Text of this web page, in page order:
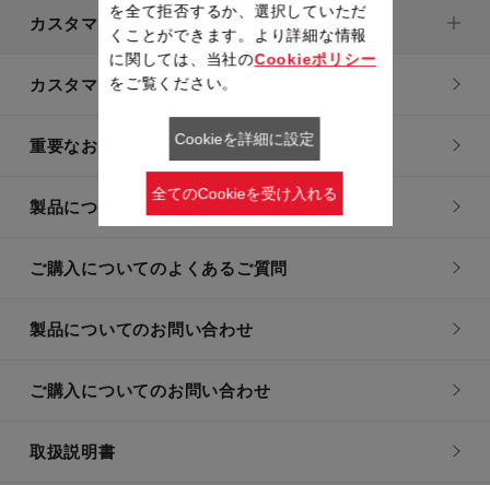
カスタマーサービス
カスタマーサービストップ
重要なお知らせ
製品についてのよくあるご質問
ご購入についてのよくあるご質問
製品についてのお問い合わせ
ご購入についてのお問い合わせ
取扱説明書
を全て拒否するか、選択していただ
くことができます。より詳細な情報
に関しては、当社のCookieポリシー
をご覧ください。
Cookieを詳細に設定
全てのCookieを受け入れる